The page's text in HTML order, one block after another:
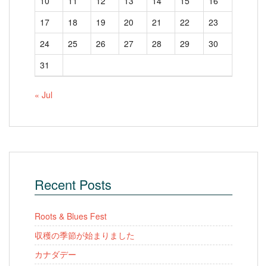
17
18 19 20 21 22
23
24
25 26 27 28 29
30
31
« Jul
Recent Posts
Roots & Blues Fest
収穫の季節が始まりました
カナダデー